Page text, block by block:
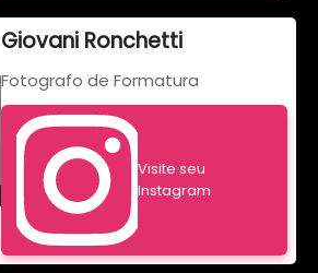
Giovani Ronchetti
Fotografo de Formatura
Visite seu
Instagram